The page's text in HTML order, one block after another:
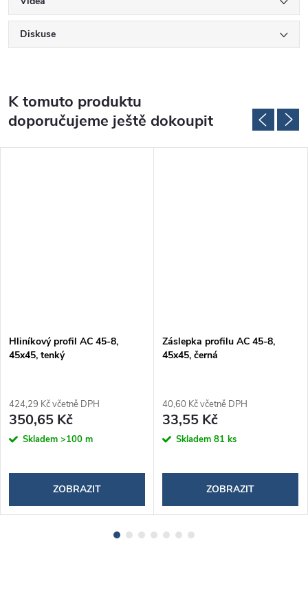
Diskuse
K tomuto produktu
doporučujeme ještě dokoupit
Hliníkový profil AC 45-8,
45x45, tenký
424,29 Kč včetně DPH
350,65 Kč
Skladem >100 m
ZOBRAZIT
Záslepka profilu AC 45-8,
45x45, černá
40,60 Kč včetně DPH
33,55 Kč
Skladem 81 ks
ZOBRAZIT